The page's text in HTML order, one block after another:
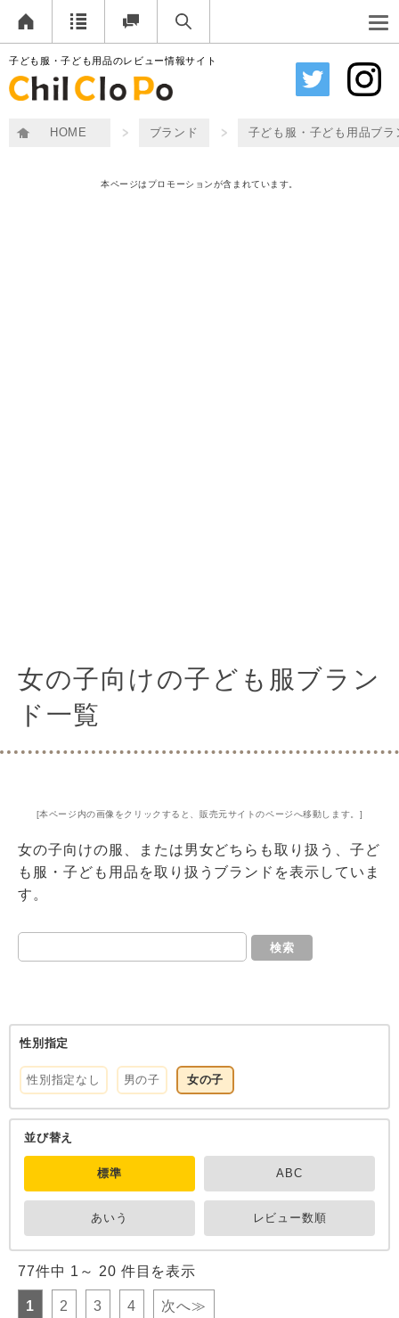
子ども服・子ども用品のレビュー情報サイト
HOME ブランド 子ども服・子ども用品ブラ
本ページはプロモーションが含まれています。
女の子向けの子ども服ブラン
ド一覧
[本ページ内の画像をクリックすると、販売元サイトのページへ移動します。]
女の子向けの服、または男女どちらも取り扱う、子ど
も服・子ども用品を取り扱うブランドを表示していま
す。
検索
性別指定
性別指定なし 男の子 女の子
並び替え
標準 ABC
あいう レビュー数順
77件中 1～ 20 件目を表示
1 2 3 4 次へ≫